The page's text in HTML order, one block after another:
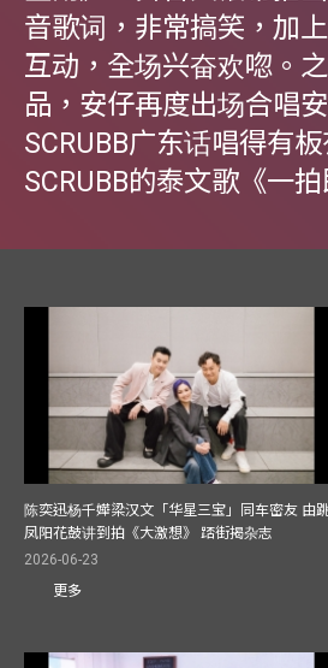
音歌词，非常搞笑，加
互动，全场兴奋欢唿。
品，安仔再度出场合唱
SCRUBB广东话唱得有
SCRUBB的泰文歌《一拍
陈奕迅杨千嬅梁汉文「华星三宝」同车密友 由
凤阳花鼓讲到拍《大激想》 踎街揭杂志
2026-06-23
更多